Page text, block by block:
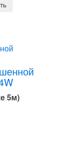
5м)